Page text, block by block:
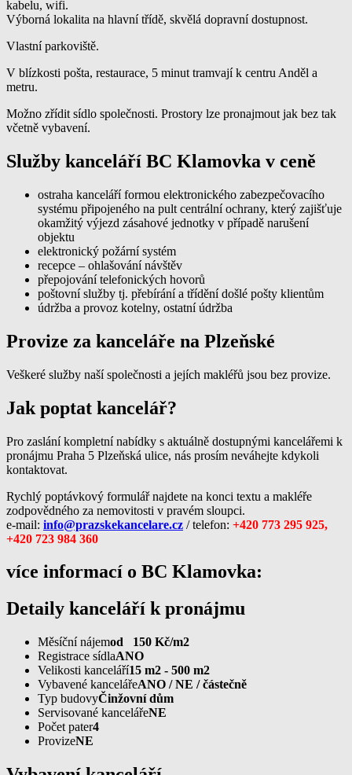
kabelu, wifi.
Výborná lokalita na hlavní třídě, skvělá dopravní dostupnost.
Vlastní parkoviště.
V blízkosti pošta, restaurace, 5 minut tramvají k centru Anděl a
metru.
Možno zřídit sídlo společnosti. Prostory lze pronajmout jak bez tak
včetně vybavení.
Služby kanceláří BC Klamovka v ceně
ostraha kanceláří formou elektronického zabezpečovacího
systému připojeného na pult centrální ochrany, který zajišťuje
okamžitý výjezd zásahové jednotky v případě narušení
objektu
elektronický požární systém
recepce – ohlašování návštěv
přepojování telefonických hovorů
poštovní služby tj. přebírání a třídění došlé pošty klientům
údržba a provoz kotelny, ostatní údržba
Provize za kanceláře na Plzeňské
Veškeré služby naší společnosti a jejích makléřů jsou bez provize.
Jak poptat kancelář?
Pro zaslání kompletní nabídky s aktuálně dostupnými kancelářemi k
pronájmu Praha 5 Plzeňská ulice, nás prosím neváhejte kdykoli
kontaktovat.
Rychlý poptávkový formulář najdete na konci textu a makléře
zodpovědného za nemovitosti v pravém sloupci.
e-mail: info@prazskekancelare.cz / telefon: +420 773 295 925,
+420 723 984 360
více informací o BC Klamovka:
Detaily kanceláří k pronájmu
Měsíční nájemod 150 Kč/m2
Registrace sídlaANO
Velikosti kanceláří15 m2 - 500 m2
Vybavené kancelářeANO / NE / částečně
Typ budovyČinžovní dům
Servisované kancelářeNE
Počet pater4
ProvizeNE